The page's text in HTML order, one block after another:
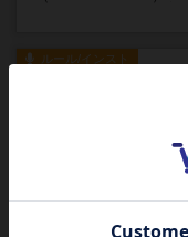
ルール/インスト